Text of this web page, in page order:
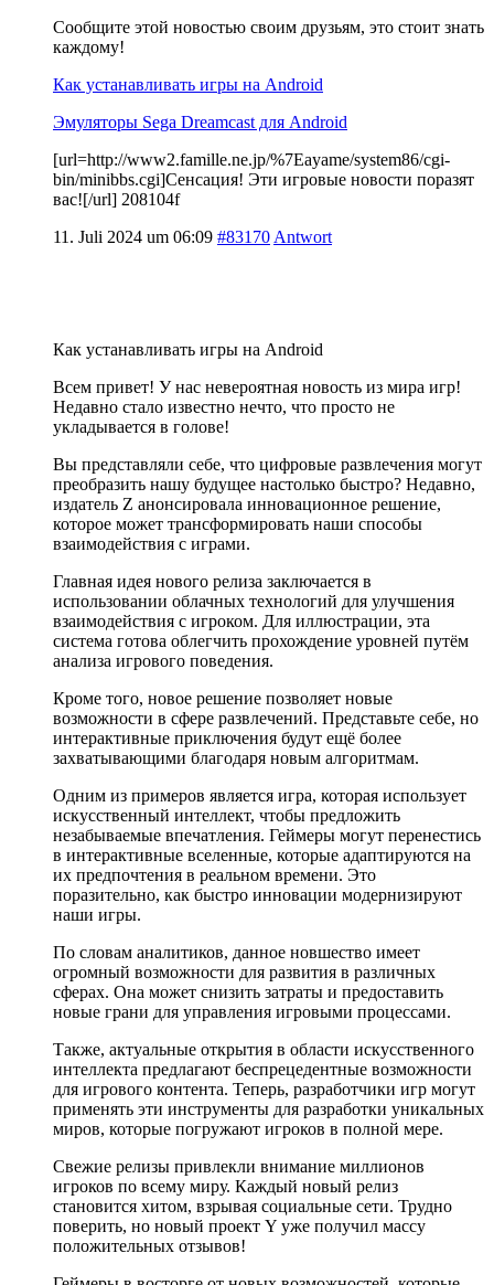
Сообщите этой новостью своим друзьям, это стоит знать
каждому!
Как устанавливать игры на Android
Эмуляторы Sega Dreamcast для Android
[url=http://www2.famille.ne.jp/%7Eayame/system86/cgi-
bin/minibbs.cgi]Сенсация! Эти игровые новости поразят
вас![/url] 208104f
11. Juli 2024 um 06:09 #83170 Antwort
Как устанавливать игры на Android
Всем привет! У нас невероятная новость из мира игр!
Недавно стало известно нечто, что просто не
укладывается в голове!
Вы представляли себе, что цифровые развлечения могут
преобразить нашу будущее настолько быстро? Недавно,
издатель Z анонсировала инновационное решение,
которое может трансформировать наши способы
взаимодействия с играми.
Главная идея нового релиза заключается в
использовании облачных технологий для улучшения
взаимодействия с игроком. Для иллюстрации, эта
система готова облегчить прохождение уровней путём
анализа игрового поведения.
Кроме того, новое решение позволяет новые
возможности в сфере развлечений. Представьте себе, но
интерактивные приключения будут ещё более
захватывающими благодаря новым алгоритмам.
Одним из примеров является игра, которая использует
искусственный интеллект, чтобы предложить
незабываемые впечатления. Геймеры могут перенестись
в интерактивные вселенные, которые адаптируются на
их предпочтения в реальном времени. Это
поразительно, как быстро инновации модернизируют
наши игры.
По словам аналитиков, данное новшество имеет
огромный возможности для развития в различных
сферах. Она может снизить затраты и предоставить
новые грани для управления игровыми процессами.
Также, актуальные открытия в области искусственного
интеллекта предлагают беспрецедентные возможности
для игрового контента. Теперь, разработчики игр могут
применять эти инструменты для разработки уникальных
миров, которые погружают игроков в полной мере.
Свежие релизы привлекли внимание миллионов
игроков по всему миру. Каждый новый релиз
становится хитом, взрывая социальные сети. Трудно
поверить, но новый проект Y уже получил массу
положительных отзывов!